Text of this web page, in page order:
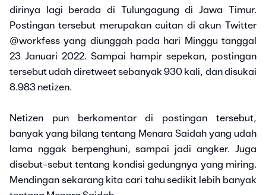
dirinya lagi berada di Tulungagung di Jawa Timur.
Postingan tersebut merupakan cuitan di akun Twitter
@workfess yang diunggah pada hari Minggu tanggal
23 Januari 2022. Sampai hampir sepekan, postingan
tersebut udah diretweet sebanyak 930 kali, dan disukai
8.983 netizen.
Netizen pun berkomentar di postingan tersebut,
banyak yang bilang tentang Menara Saidah yang udah
lama nggak berpenghuni, sampai jadi angker. Juga
disebut-sebut tentang kondisi gedungnya yang miring.
Mendingan sekarang kita cari tahu sedikit lebih banyak